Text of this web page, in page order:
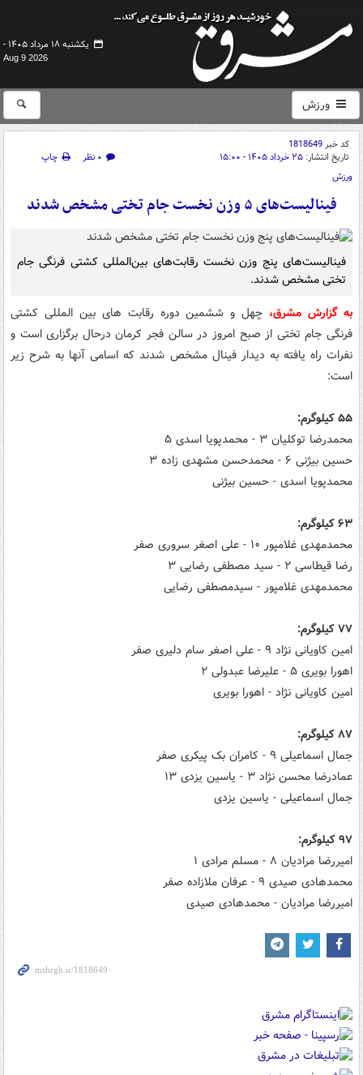
یکشنبه ۱۸ مرداد ۱۴۰۵ -
Aug 9 2026
ورزش
کد خبر1818649
تاریخ انتشار: ۲۵ خرداد ۱۴۰۵ - ۱۵:۰۰ ۰ نظر
چاپ
ورزش
فینالیست‌های ۵ وزن نخست جام تختی مشخص شدند
فینالیست‌های پنج وزن نخست رقابت‌های بین‌المللی کشتی فرنگی جام
تختی مشخص شدند.
به گزارش مشرق، چهل و ششمین دوره رقابت های بین المللی کشتی
فرنگی جام تختی از صبح امروز در سالن فجر کرمان درحال برگزاری است و
نفرات راه یافته به دیدار فینال مشخص شدند که اسامی آنها به شرح زیر
است:
۵۵ کیلوگرم:
محمدرضا توکلیان ۳ - محمدپویا اسدی ۵
حسین بیژنی ۶ - محمدحسن مشهدی زاده ۳
محمدپویا اسدی - حسین بیژنی
۶۳ کیلوگرم:
محمدمهدی غلامپور ۱۰ - علی اصغر سروری صفر
رضا قیطاسی ۲ - سید مصطفی رضایی ۳
محمدمهدی غلامپور - سیدمصطفی رضایی
۷۷ کیلوگرم:
امین کاویانی نژاد ۹ - علی اصغر سام دلیری صفر
اهورا بویری ۵ - علیرضا عبدولی ۲
امین کاویانی نژاد - اهورا بویری
۸۷ کیلوگرم:
جمال اسماعیلی ۹ - کامران بک پیکری صفر
عمادرضا محسن نژاد ۳ - یاسین یزدی ۱۳
جمال اسماعیلی - یاسین یزدی
۹۷ کیلوگرم:
امیررضا مرادیان ۸ - مسلم مرادی ۱
محمدهادی صیدی ۹ - عرفان ملازاده صفر
امیررضا مرادیان - محمدهادی صیدی